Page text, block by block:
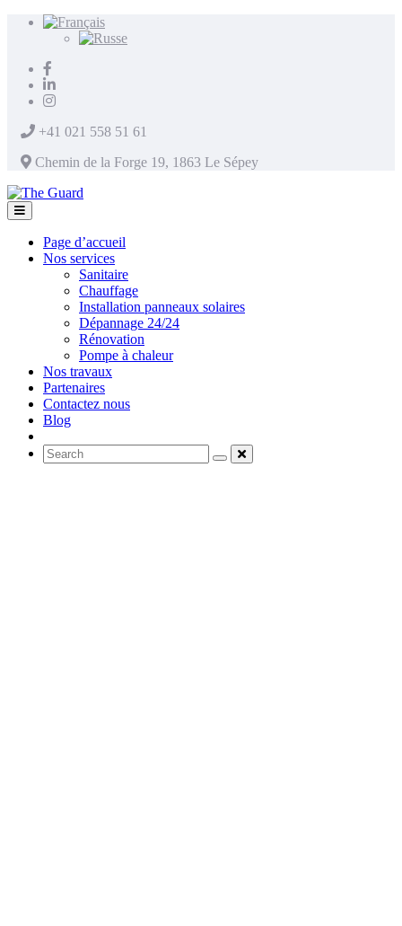
+41 021 558 51 61
Chemin de la Forge 19, 1863 Le Sépey
Page d’accueil
Nos services
Sanitaire
Chauffage
Installation panneaux solaires
Dépannage 24/24
Rénovation
Pompe à chaleur
Nos travaux
Partenaires
Contactez nous
Blog